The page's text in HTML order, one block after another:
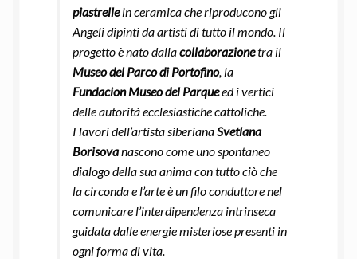
piastrellein ceramica che riproducono gli
Angeli dipinti da artisti di tutto il mondo. Il
progetto è nato dallacollaborazionetra il
Museo del Parco di Portofino, la
Fundacion Museo del Parqueed i vertici
delle autorità ecclesiastiche cattoliche.
I lavori dell’artista siberianaSvetlana
Borisovanascono come uno spontaneo
dialogo della sua anima con tutto ciò che
la circonda e l’arte è un filo conduttore nel
comunicare l’interdipendenza intrinseca
guidata dalle energie misteriose presenti in
ogni forma di vita.